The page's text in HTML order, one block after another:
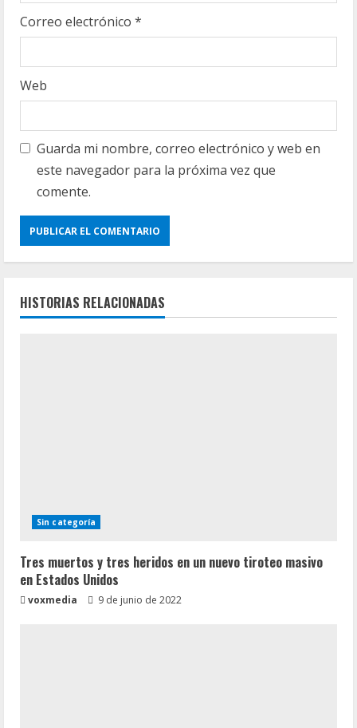
Correo electrónico *
Web
Guarda mi nombre, correo electrónico y web en
este navegador para la próxima vez que
comente.
HISTORIAS RELACIONADAS
Sin categoría
Tres muertos y tres heridos en un nuevo tiroteo masivo
en Estados Unidos
voxmedia 9 de junio de 2022